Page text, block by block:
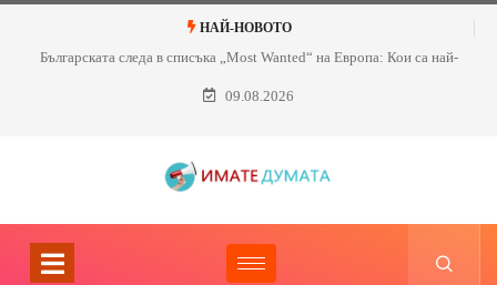
НАЙ-НОВОТО
Българската следа в списъка „Most Wanted“ на Европа: Кои са най-
търсените нашенци?
09.08.2026